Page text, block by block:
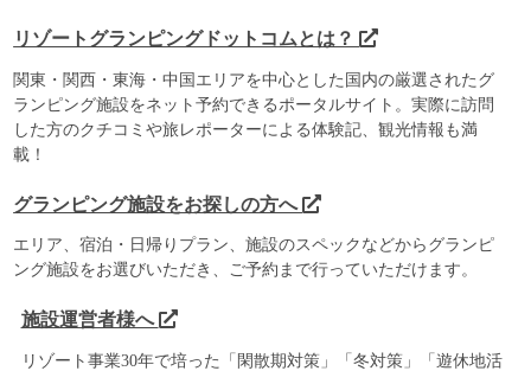
リゾートグランピングドットコムとは？
関東・関西・東海・中国エリアを中心とした国内の厳選されたグ
ランピング施設をネット予約できるポータルサイト。実際に訪問
した方のクチコミや旅レポーターによる体験記、観光情報も満
載！
グランピング施設をお探しの方へ
エリア、宿泊・日帰りプラン、施設のスペックなどからグランピ
ング施設をお選びいただき、ご予約まで行っていただけます。
施設運営者様へ
リゾート事業30年で培った「閑散期対策」「冬対策」「遊休地活